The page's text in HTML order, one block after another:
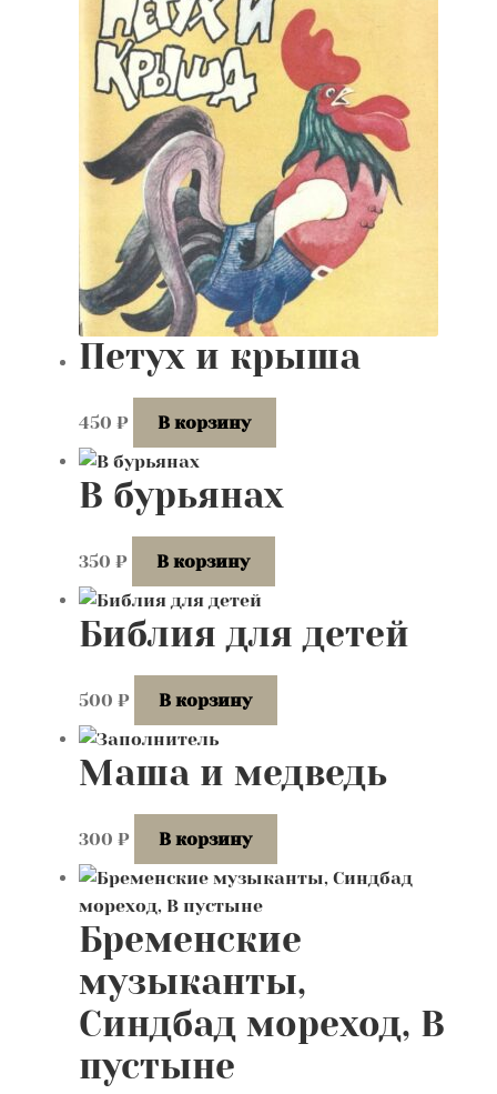
Петух и крыша
450 ₽ В корзину
В бурьянах
350 ₽ В корзину
Библия для детей
500 ₽ В корзину
Маша и медведь
300 ₽ В корзину
Бременские
музыканты,
Синдбад мореход, В
пустыне